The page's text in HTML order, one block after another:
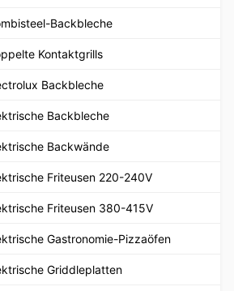
Backbleche
Kontaktgrills
Backbleche
Backbleche
Backwände
Friteusen 220-240V
Friteusen 380-415V
Gastronomie-Pizzaöfen
Griddleplatten